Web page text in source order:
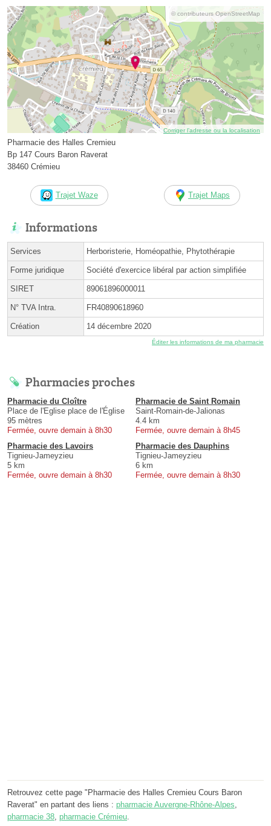
© contributeurs OpenStreetMap
Corriger l’adresse ou la localisation
Pharmacie des Halles Cremieu
Bp 147 Cours Baron Raverat
38460 Crémieu
Trajet Waze Trajet Maps
Informations
Services Herboristerie, Homéopathie, Phytothérapie
Forme juridique Société d'exercice libéral par action simplifiée
SIRET 89061896000011
N° TVA Intra. FR40890618960
Création 14 décembre 2020
Éditer les informations de ma pharmacie
Pharmacies proches
Pharmacie du Cloître
Place de l'Eglise place de l'Église
95 mètres
Fermée, ouvre demain à 8h30
Pharmacie de Saint Romain
Saint-Romain-de-Jalionas
4.4 km
Fermée, ouvre demain à 8h45
Pharmacie des Lavoirs
Tignieu-Jameyzieu
5 km
Fermée, ouvre demain à 8h30
Pharmacie des Dauphins
Tignieu-Jameyzieu
6 km
Fermée, ouvre demain à 8h30
Retrouvez cette page "Pharmacie des Halles Cremieu Cours Baron
Raverat" en partant des liens : pharmacie Auvergne-Rhône-Alpes,
pharmacie 38, pharmacie Crémieu.